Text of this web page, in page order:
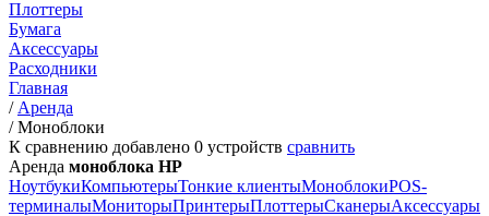
Плоттеры
Бумага
Аксессуары
Расходники
Главная
/ Аренда
/Моноблоки
К сравнению добавлено 0 устройств сравнить
Аренда моноблока HP
НоутбукиКомпьютерыТонкие клиентыМоноблокиPOS-
терминалыМониторыПринтерыПлоттерыСканерыАксессуары